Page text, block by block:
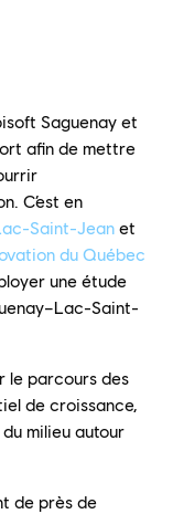
Saguenay et
afin de mettre
C’est en
Saint-Jean et
du Québec
une étude
Saint-
le parcours des
de croissance,
milieu autour
de près de